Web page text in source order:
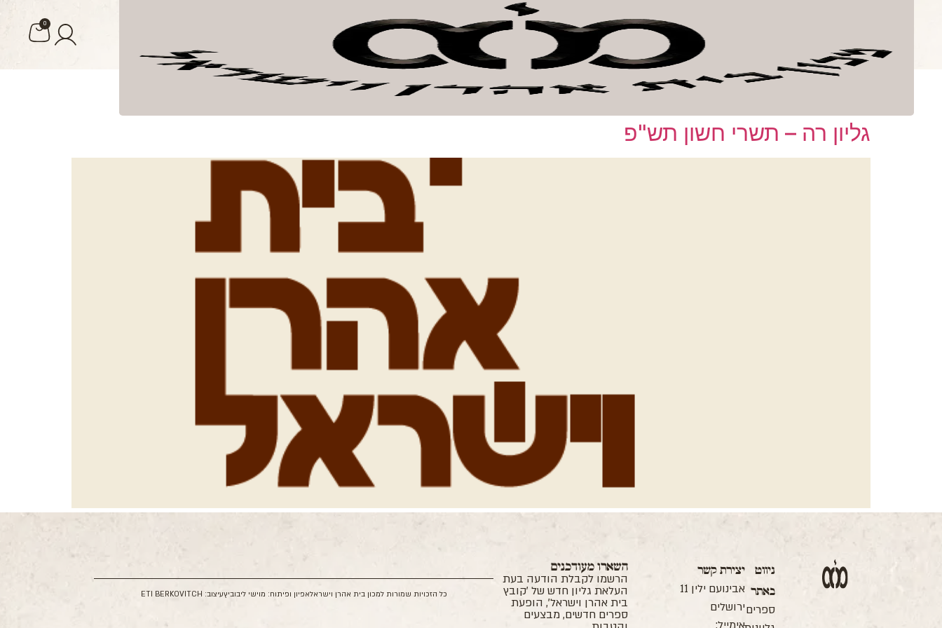
ספרים קובץ בית אהרן וישראל חנות קהילה אודות המכון צור קשר
0
מספר גליון: רה
גליון רה – תשרי חשון תש"פ
ניווט
באתר
ספרים
יצירת קשר
אבינועם ילין 11
ירושלים
השארו מעודכנים
הרשמו לקבלת הודעה בעת
העלאת גליון חדש של 'קובץ
בית אהרן וישראל', הופעת
ספרים חדשים, מבצעים
כל הזכויות שמורות למכון בית אהרן וישראלאפיון ופיתוח: מוישי ליבוביץעיצוב: ETI BERKOVITCH